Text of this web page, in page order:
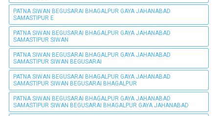
PATNA SIWAN BEGUSARAI BHAGALPUR GAYA JAHANABAD
SAMASTIPUR E
PATNA SIWAN BEGUSARAI BHAGALPUR GAYA JAHANABAD
SAMASTIPUR SIWAN
PATNA SIWAN BEGUSARAI BHAGALPUR GAYA JAHANABAD
SAMASTIPUR SIWAN BEGUSARAI
PATNA SIWAN BEGUSARAI BHAGALPUR GAYA JAHANABAD
SAMASTIPUR SIWAN BEGUSARAI BHAGALPUR
PATNA SIWAN BEGUSARAI BHAGALPUR GAYA JAHANABAD
SAMASTIPUR SIWAN BEGUSARAI BHAGALPUR GAYA JAHANABAD